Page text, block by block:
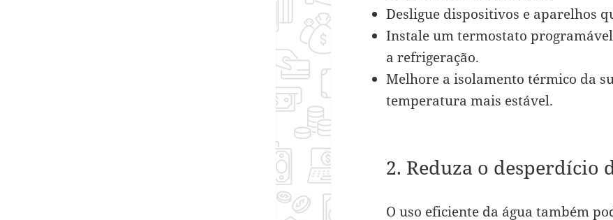
Desligue dispositivos e aparelhos
Instale um termostato
a refrigeração.
Melhore a isolamento térmico da
temperatura mais estável.
2. Reduza o desperdício
O uso eficiente da água também